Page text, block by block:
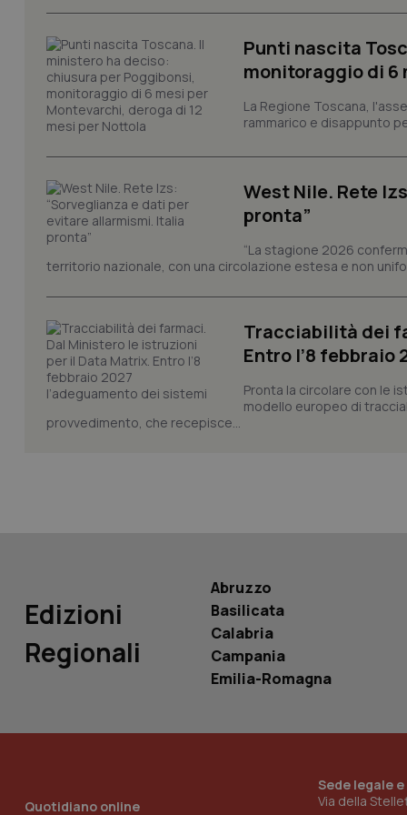
Punti nascita
monitoraggio di 6
La Regione Toscana,
rammarico e disappunto
West Nile. Rete
pronta”
“La stagione 2026
territorio nazionale, con una circolazione estesa e non
Tracciabilità dei
Entro l’8 febbraio
Pronta la circolare con le
modello europeo di
provvedimento, che recepisce...
Edizioni
Regionali
Abruzzo
Basilicata
Calabria
Campania
Emilia-Romagna
Quotidiano online
Sede legale
Via della
e l'accesso alle aree
Nome
tracking-enable
session-id
_ga